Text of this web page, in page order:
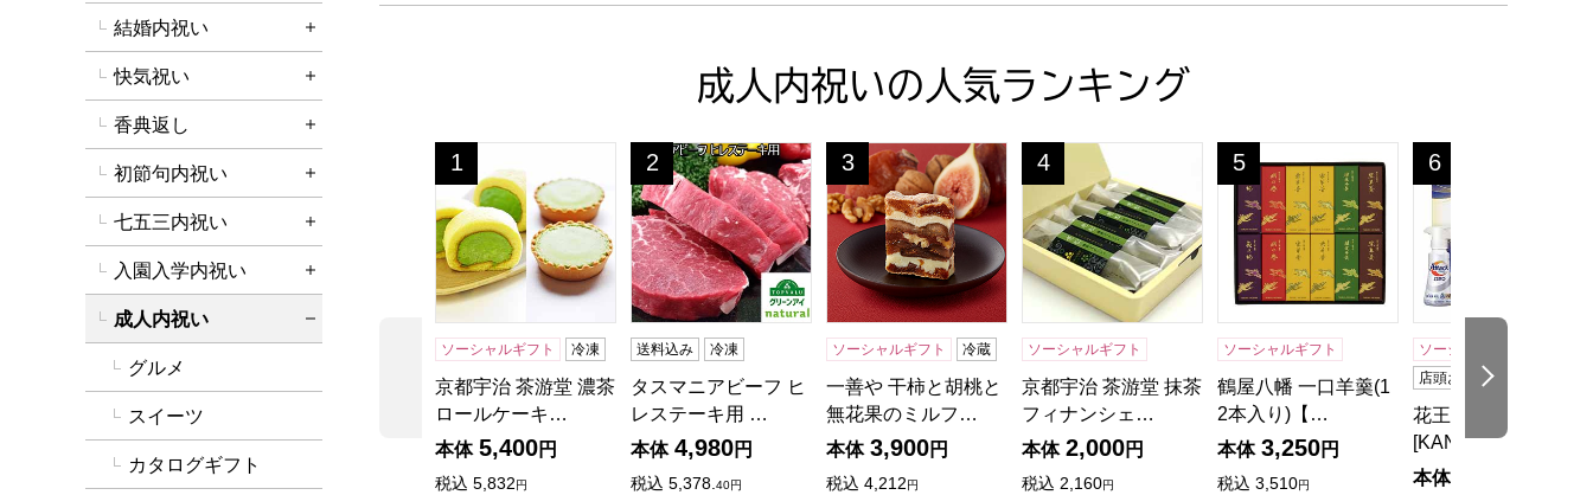
成人内祝いの人気ランキング
前の商品
京都宇治 茶游堂 濃茶ロールケーキ＆抹茶チーズケーキ4個セット【年間ギフト】
1
位
ソーシャルギフト 冷凍
京都宇治 茶游堂 濃茶
ロールケーキ…
本体 5,400円
税込 5,832円
タスマニアビーフ ヒレステーキ用 480g((120g×2枚)×2)トップバリュグリーンアイナチュラル【おいしいお取り寄
2
位
送料込み 冷凍
タスマニアビーフ ヒ
レステーキ用 …
本体 4,980円
税込 5,378.40円
一善や 干柿と胡桃と無花果のミルフィーユ 6個入り 1箱【年間ギフト】
3
位
ソーシャルギフト 冷蔵
一善や 干柿と胡桃と
無花果のミルフ…
本体 3,900円
税込 4,212円
京都宇治 茶游堂 抹茶フィナンシェ 老松 5本入【年間ギフト】
4
位
ソーシャルギフト
京都宇治 茶游堂 抹茶
フィナンシェ…
本体 2,000円
税込 2,160円
鶴屋八幡 一口羊羹(12本入り)【年間ギフト
5
位
ソーシャルギフト
鶴屋八幡 一口羊羹(1
2本入り)【…
本体 3,250円
税込 3,510円
花王 アタック
6
位
ソーシャルギフト
店頭お申し込み可
花王 アタックZERO
[KAN-3…
本体
次の商品
結婚内祝い
詳細を開く
快気祝い
詳細を開く
香典返し
詳細を開く
初節句内祝い
詳細を開く
七五三内祝い
詳細を開く
入園入学内祝い
詳細を開く
成人内祝い
グルメ
スイーツ
カタログギフト